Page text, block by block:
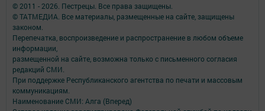
© 2011 - 2026. Пестрецы. Все права защищены.
© ТАТМЕДИА. Все материалы, размещенные на сайте, защищены
законом.
Перепечатка, воспроизведение и распространение в любом объеме
информации,
размещенной на сайте, возможна только с письменного согласия
редакций СМИ.
При поддержке Республиканского агентства по печати и массовым
коммуникациям.
Наименование СМИ: Алга (Вперед)